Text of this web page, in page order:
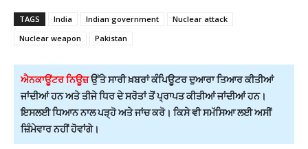
TAGS India Indian government
Nuclear attack
Nuclear weapon
Pakistan
ਐਨਕਾਊਂਟਰ ਨਿਊਜ਼ਉੱਤੇ ਸਾਰੀ ਖ਼ਬਰਾਂ ਕੰਪਿਊਟਰ ਦੁਆਰਾ ਤਿਆਰ ਕੀਤੀਆਂ
ਜਾਂਦੀਆਂ ਹਨ ਅਤੇ ਤੀਜੇ ਧਿਰ ਦੇ ਸਰੋਤਾਂ ਤੋਂ ਪ੍ਰਾਪਤ ਕੀਤੀਆਂ ਜਾਂਦੀਆਂ ਹਨ।
ਇਸਲਈ ਧਿਆਨ ਨਾਲ ਪੜ੍ਹੋ ਅਤੇ ਜਾਂਚ ਕਰੋ। ਕਿਸੇ ਵੀ ਸਮੱਸਿਆ ਲਈ ਅਸੀਂ
ਜ਼ਿੰਮੇਵਾਰ ਨਹੀਂ ਹੋਵਾਂਗੇ।